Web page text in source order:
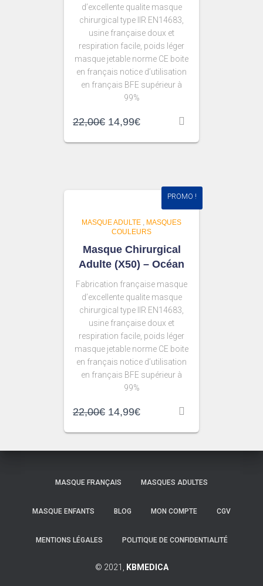
d’excellente qualite masque
chirurgical type IIR EN14683,
usine française doux et
respiration facile, poids léger
masque jetable norme CE boite
en français notice d’utilisation
en français BFE supérieur à
99%
22,00€ 14,99€
PROMO !
MASQUE ADULTE , MASQUES
COULEURS
Masque Chirurgical
Adulte (X50) – Océan
Fabrication française masque
d’excellente qualite masque
chirurgical type IIR EN14683,
usine française doux et
respiration facile, poids léger
masque jetable norme CE boite
en français notice d’utilisation
en français BFE supérieur à
99%
22,00€ 14,99€
MASQUE FRANÇAIS MASQUES ADULTES
MASQUE ENFANTS BLOG MON COMPTE CGV
MENTIONS LÉGALES POLITIQUE DE CONFIDENTIALITÉ
© 2021, KBMEDICA